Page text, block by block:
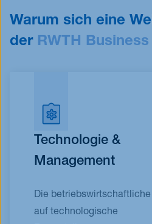
Warum sich eine
der RWTH
Technologie &
Management
Die
auf technologische